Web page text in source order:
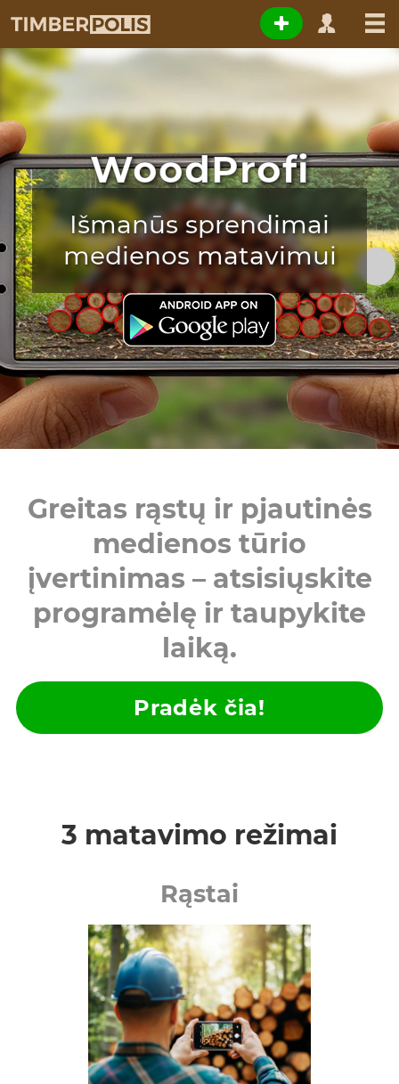
WoodProfi
Išmanūs sprendimai
medienos matavimui
Greitas rąstų ir pjautinės
medienos tūrio
įvertinimas – atsisiųskite
programėlę ir taupykite
laiką.
Pradėk čia!
3 matavimo režimai
Rąstai